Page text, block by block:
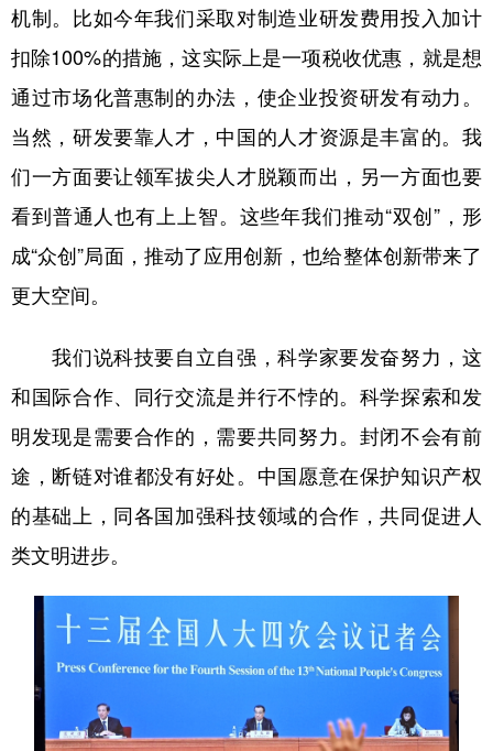
机制。比如今年我们采取对制造业研发费用投入加计
扣除100%的措施，这实际上是一项税收优惠，就是想
通过市场化普惠制的办法，使企业投资研发有动力。
当然，研发要靠人才，中国的人才资源是丰富的。我
们一方面要让领军拔尖人才脱颖而出，另一方面也要
看到普通人也有上上智。这些年我们推动“双创”，形
成“众创”局面，推动了应用创新，也给整体创新带来了
更大空间。
我们说科技要自立自强，科学家要发奋努力，这
和国际合作、同行交流是并行不悖的。科学探索和发
明发现是需要合作的，需要共同努力。封闭不会有前
途，断链对谁都没有好处。中国愿意在保护知识产权
的基础上，同各国加强科技领域的合作，共同促进人
类文明进步。